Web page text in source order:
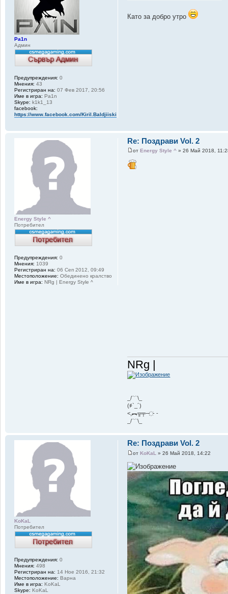
Като за добро утро
Pa1n
Админ
Предупреждения: 0
Мнения: 43
Регистриран на: 07 Фев 2017, 20:56
Име в игра: Pa1n
Skype: k1k1_13
facebook:
https://www.facebook.com/Kiril.Baldjiiski
Re: Поздрави Vol. 2
от Energy Style ^ » 26 Май 2018,
NRg |
_/﹋\_
(҂`_´)
<,︻╦╤─ ҉ - -
_/﹋\_
Energy Style ^
Потребител
Предупреждения: 0
Мнения: 1039
Регистриран на: 06 Сеп 2012, 09:49
Местоположение: Обединено кралство
Име в игра: NRg | Energy Style ^
Re: Поздрави Vol. 2
отKoKaL » 26 Май 2018, 14:22
KoKaL
Потребител
Предупреждения: 0
Мнения: 498
Регистриран на: 14 Ное 2016, 21:32
Местоположение: Варна
Име в игра: KoKaL
Skype: KoKaL